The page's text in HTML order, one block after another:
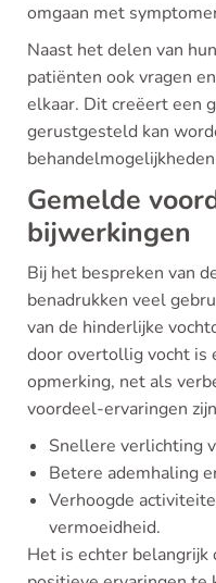
omgaan met
Naast het delen van
patiënten ook vragen
elkaar. Dit creëert een
gerustgesteld kan
Gemelde
bijwerkingen
Bij het bespreken van
benadrukken veel
van de hinderlijke
door overtollig vocht is
opmerking, net als
voordeel-ervaringen
Snellere verlichting
Betere ademhaling
Verhoogde
vermoeidheid.
Het is echter belangrijk